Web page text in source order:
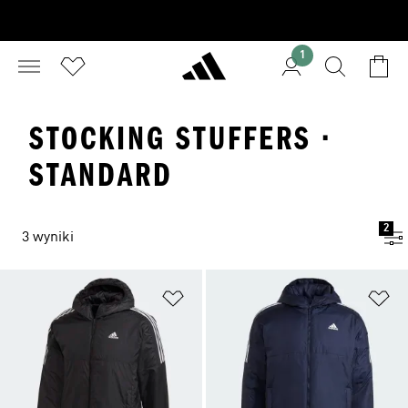
1
STOCKING STUFFERS ·
STANDARD
3 wyniki
2
Dodaj do listy życzeń